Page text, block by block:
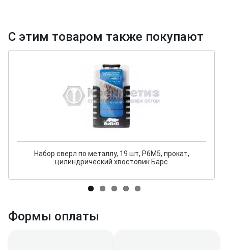
С этим товаром также покупают
Набор сверл по металлу, 19 шт, Р6М5, прокат,
цилиндрический хвостовик Барс
Формы оплаты